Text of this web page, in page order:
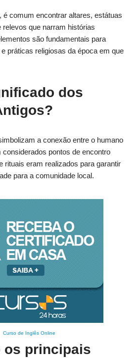
é comum encontrar altares, estátuas
que narram histórias
são fundamentais para
práticas religiosas da época em que
dos
a conexão entre o humano
considerados pontos de encontro
rituais eram realizados para garantir
para a comunidade local.
Curso de Inglês Online
os principais